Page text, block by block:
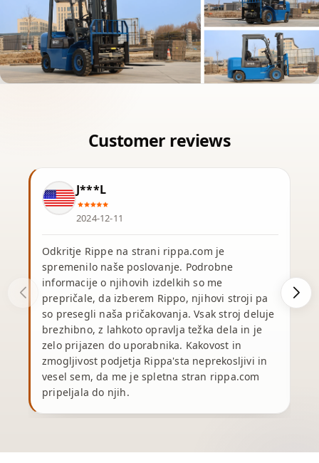
J***L
2024-12-11
Odkritje Rippe na strani rippa.com je
spremenilo naše poslovanje. Podrobne
informacije o njihovih izdelkih so me
prepričale, da izberem Rippo, njihovi stroji pa
so presegli naša pričakovanja. Vsak stroj deluje
brezhibno, z lahkoto opravlja težka dela in je
zelo prijazen do uporabnika. Kakovost in
zmogljivost podjetja Rippa'sta neprekosljivi in
vesel sem, da me je spletna stran rippa.com
pripeljala do njih.